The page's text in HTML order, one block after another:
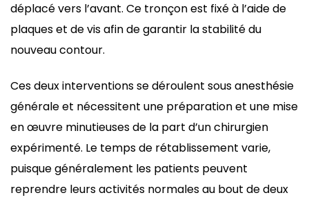
déplacé vers l’avant. Ce tronçon est fixé à l’aide de
plaques et de vis afin de garantir la stabilité du
nouveau contour.
Ces deux interventions se déroulent sous anesthésie
générale et nécessitent une préparation et une mise
en œuvre minutieuses de la part d’un chirurgien
expérimenté. Le temps de rétablissement varie,
puisque généralement les patients peuvent
reprendre leurs activités normales au bout de deux